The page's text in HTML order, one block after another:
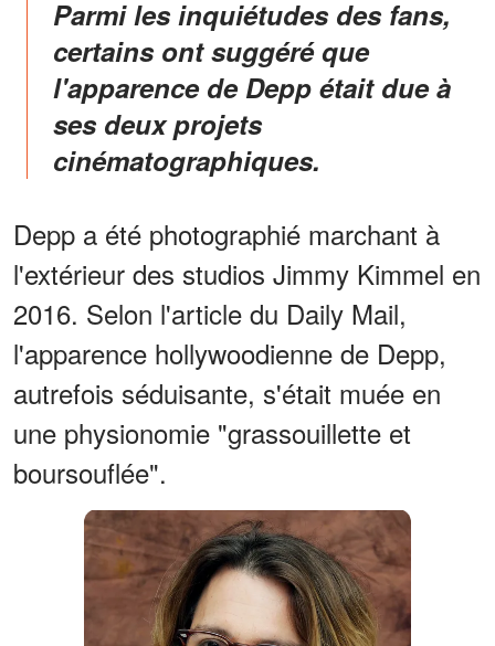
Parmi les inquiétudes des fans,
certains ont suggéré que
l'apparence de Depp était due à
ses deux projets
cinématographiques.
Depp a été photographié marchant à
l'extérieur des studios Jimmy Kimmel en
2016. Selon l'article du Daily Mail,
l'apparence hollywoodienne de Depp,
autrefois séduisante, s'était muée en
une physionomie "grassouillette et
boursouflée".